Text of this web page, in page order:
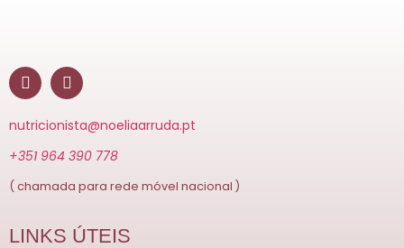
nutricionista@noeliaarruda.pt
+351 964 390 778
( chamada para rede móvel nacional )
LINKS ÚTEIS